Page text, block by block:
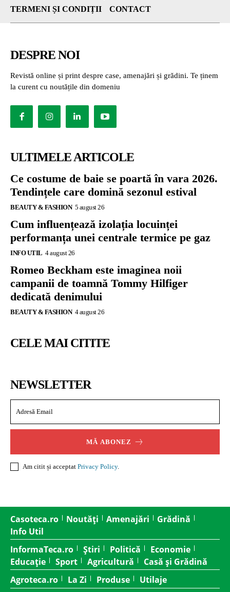
TERMENI ȘI CONDIȚII
CONTACT
DESPRE NOI
Revistă online și print despre case, amenajări și grădini. Te ținem
la curent cu noutățile din domeniu
ULTIMELE ARTICOLE
Ce costume de baie se poartă în vara 2026.
Tendințele care domină sezonul estival
BEAUTY & FASHION 5 august 26
Cum influențează izolația locuinței
performanța unei centrale termice pe gaz
INFO UTIL 4 august 26
Romeo Beckham este imaginea noii
campanii de toamnă Tommy Hilfiger
dedicată denimului
BEAUTY & FASHION 4 august 26
CELE MAI CITITE
NEWSLETTER
MĂ ABONEZ
Am citit și acceptat Privacy Policy.
Casoteca.ro Noutăți Amenajări
Grădină
Info Util
InformaTeca.ro
Știri Politică
Economie
Educație
Sport Agricultură
Casă și Grădină
Agroteca.ro
La Zi Produse
Utilaje